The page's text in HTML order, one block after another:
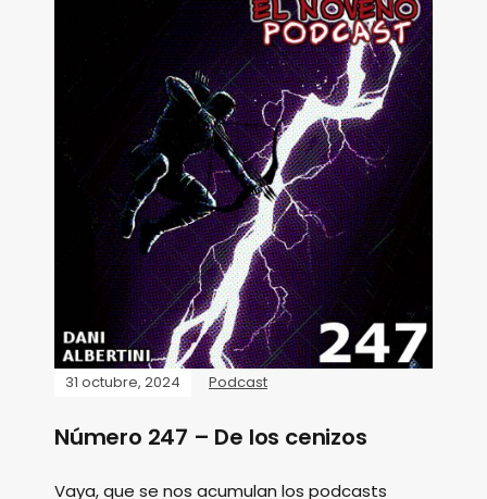
31 octubre, 2024 Podcast
Número 247 – De los cenizos
Vaya, que se nos acumulan los podcasts